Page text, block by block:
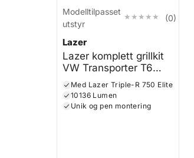
Modelltilpasset
utstyr
★★★★★
★★★★★ (0)
Lazer
Lazer komplett grillkit
VW Transporter T6
Highline
Med Lazer Triple-R 750 Elite
10136 Lumen
Unik og pen montering